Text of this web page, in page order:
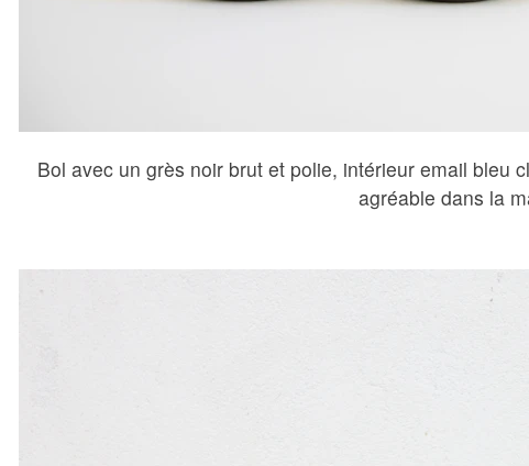
Bol avec un grès noir brut et polie, intérieur email bleu
agréable dans la